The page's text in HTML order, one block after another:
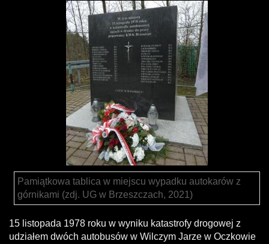
Pamiątkowa tablica w miejscu wypadku autokarów z
górnikami (zdj. UG w Brzeszczach, 2021)
15 listopada 1978 roku w wyniku katastrofy drogowej z
udziałem dwóch autobusów w Wilczym Jarze w Oczkowie